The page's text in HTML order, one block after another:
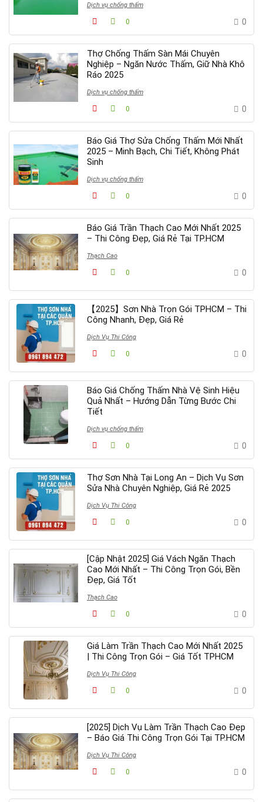
Dịch vụ chống thấm
0 0
Thợ Chống Thấm Sàn Mái Chuyên
Nghiệp – Ngăn Nước Thấm, Giữ Nhà Khô
Ráo 2025
Dịch vụ chống thấm
0 0
Báo Giá Thợ Sửa Chống Thấm Mới Nhất
2025 – Minh Bạch, Chi Tiết, Không Phát
Sinh
Dịch vụ chống thấm
0 0
Báo Giá Trần Thạch Cao Mới Nhất 2025
– Thi Công Đẹp, Giá Rẻ Tại TP.HCM
Thạch Cao
0 0
【2025】Sơn Nhà Trọn Gói TPHCM – Thi
Công Nhanh, Đẹp, Giá Rẻ
Dịch Vụ Thi Công
0 0
Báo Giá Chống Thấm Nhà Vệ Sinh Hiệu
Quả Nhất – Hướng Dẫn Từng Bước Chi
Tiết
Dịch vụ chống thấm
0 0
Thợ Sơn Nhà Tại Long An – Dịch Vụ Sơn
Sửa Nhà Chuyên Nghiệp, Giá Rẻ 2025
Dịch Vụ Thi Công
0 0
[Cập Nhật 2025] Giá Vách Ngăn Thạch
Cao Mới Nhất – Thi Công Trọn Gói, Bền
Đẹp, Giá Tốt
Thạch Cao
0 0
Giá Làm Trần Thạch Cao Mới Nhất 2025
| Thi Công Trọn Gói – Giá Tốt TPHCM
Dịch Vụ Thi Công
0 0
[2025] Dịch Vụ Làm Trần Thạch Cao Đẹp
– Báo Giá Thi Công Trọn Gói Tại TP.HCM
Dịch Vụ Thi Công
0 0